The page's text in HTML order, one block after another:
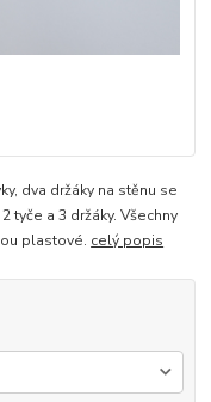
dva držáky na stěnu se
tyče a 3 držáky. Všechny
plastové. celý popis